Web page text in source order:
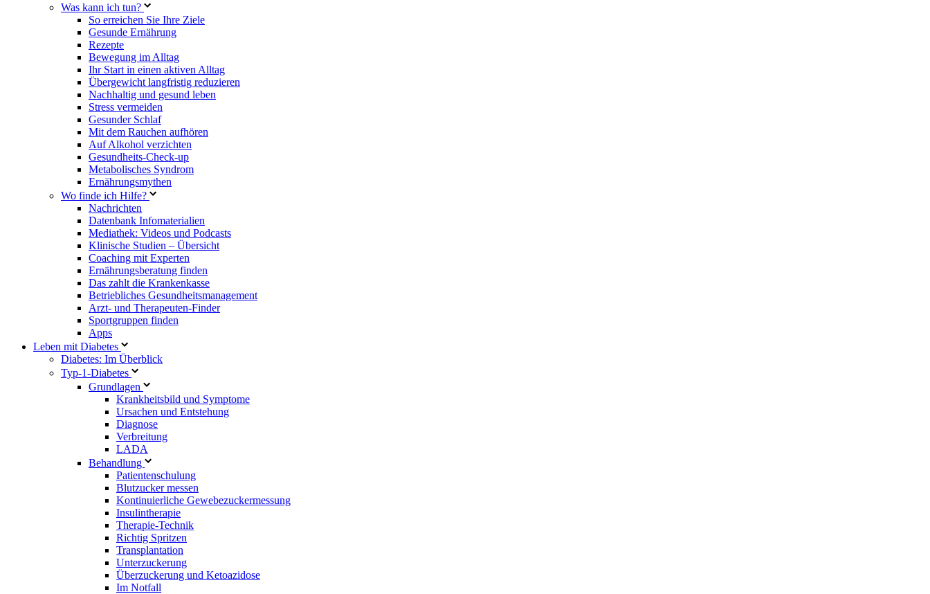
Was kann ich tun?
So erreichen Sie Ihre Ziele
Gesunde Ernährung
Rezepte
Bewegung im Alltag
Ihr Start in einen aktiven Alltag
Übergewicht langfristig reduzieren
Nachhaltig und gesund leben
Stress vermeiden
Gesunder Schlaf
Mit dem Rauchen aufhören
Auf Alkohol verzichten
Gesundheits-Check-up
Metabolisches Syndrom
Ernährungsmythen
Wo finde ich Hilfe?
Nachrichten
Datenbank Infomaterialien
Mediathek: Videos und Podcasts
Klinische Studien – Übersicht
Coaching mit Experten
Ernährungsberatung finden
Das zahlt die Krankenkasse
Betriebliches Gesundheitsmanagement
Arzt- und Therapeuten-Finder
Sportgruppen finden
Apps
Leben mit Diabetes
Diabetes: Im Überblick
Typ-1-Diabetes
Grundlagen
Krankheitsbild und Symptome
Ursachen und Entstehung
Diagnose
Verbreitung
LADA
Behandlung
Patientenschulung
Blutzucker messen
Kontinuierliche Gewebezuckermessung
Insulintherapie
Therapie-Technik
Richtig Spritzen
Transplantation
Unterzuckerung
Überzuckerung und Ketoazidose
Im Notfall